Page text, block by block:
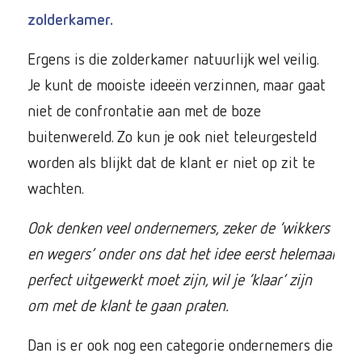
zolderkamer.
Ergens is die zolderkamer natuurlijk wel veilig.
Je kunt de mooiste ideeën verzinnen, maar gaat
niet de confrontatie aan met de boze
buitenwereld. Zo kun je ook niet teleurgesteld
worden als blijkt dat de klant er niet op zit te
wachten.
Ook denken veel ondernemers, zeker de ‘wikkers
en wegers’ onder ons dat het idee eerst helemaal
perfect uitgewerkt moet zijn, wil je ‘klaar’ zijn
om met de klant te gaan praten.
Dan is er ook nog een categorie ondernemers die